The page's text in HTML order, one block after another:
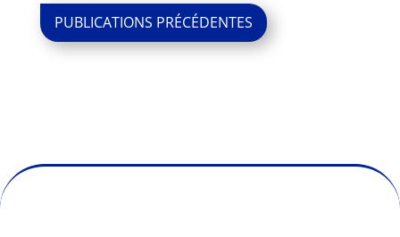
précédentes